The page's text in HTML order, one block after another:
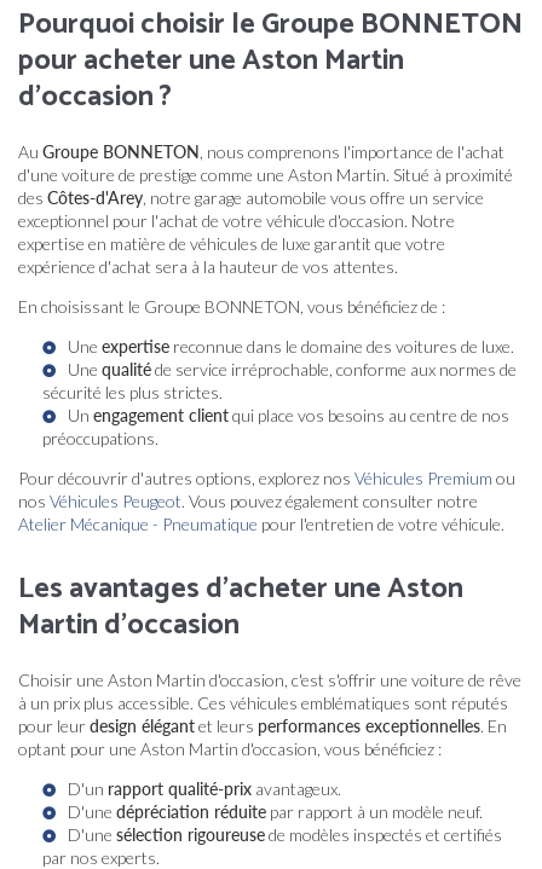
Pourquoi choisir le Groupe BONNETON
pour acheter une Aston Martin
d'occasion ?
Au Groupe BONNETON , nous comprenons l'importance de l'achat
d'une voiture de prestige comme une Aston Martin. Situé à proximité
des Côtes-d'Arey , notre garage automobile vous offre un service
exceptionnel pour l'achat de votre véhicule d'occasion. Notre
expertise en matière de véhicules de luxe garantit que votre
expérience d'achat sera à la hauteur de vos attentes.
En choisissant le Groupe BONNETON, vous bénéficiez de :
Une expertise reconnue dans le domaine des voitures de luxe.
Une qualitéde service irréprochable, conforme aux normes de
sécurité les plus strictes.
Un engagement clientqui place vos besoins au centre de nos
préoccupations.
Pour découvrir d'autres options, explorez nos Véhicules Premium ou
nos Véhicules Peugeot. Vous pouvez également consulter notre
Atelier Mécanique - Pneumatique pour l'entretien de votre véhicule.
Les avantages d'acheter une Aston
Martin d'occasion
Choisir une Aston Martin d'occasion, c'est s'offrir une voiture de rêve
à un prix plus accessible. Ces véhicules emblématiques sont réputés
pour leurdesign élégantet leurs performances exceptionnelles. En
optant pour une Aston Martin d'occasion, vous bénéficiez :
D'un rapport qualité-prix avantageux.
D'une dépréciation réduite par rapport à un modèle neuf.
D'une sélection rigoureusede modèles inspectés et certifiés
par nos experts.